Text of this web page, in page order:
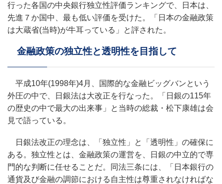
行った各国の中央銀行独立性評価ランキングで、日本は、
先進７か国中、最も低い評価を受けた。「日本の金融政策
は大蔵省(当時)が牛耳っている」と評された。
金融政策の独立性と透明性を目指して
平成10年(1998年)4月、国際的な金融ビッグバンという
外圧の中で、日銀法は大改正を行なった。「日銀の115年
の歴史の中で最大の出来事」と当時の総裁・松下康雄は会
見で語っている。
日銀法改正の理念は、「独立性」と「透明性」の確保に
ある。独立性とは、金融政策の運営を、日銀の中立的で専
門的な判断に任せることだ。同法三条には、「日本銀行の
通貨及び金融の調節における自主性は尊重されなければな